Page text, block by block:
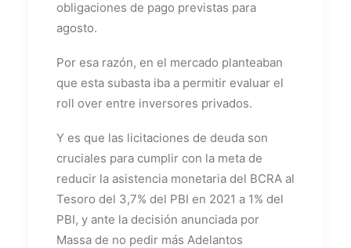
obligaciones de pago previstas para
agosto.
Por esa razón, en el mercado planteaban
que esta subasta iba a permitir evaluar el
roll over entre inversores privados.
Y es que las licitaciones de deuda son
cruciales para cumplir con la meta de
reducir la asistencia monetaria del BCRA al
Tesoro del 3,7% del PBI en 2021 a 1% del
PBI, y ante la decisión anunciada por
Massa de no pedir más Adelantos